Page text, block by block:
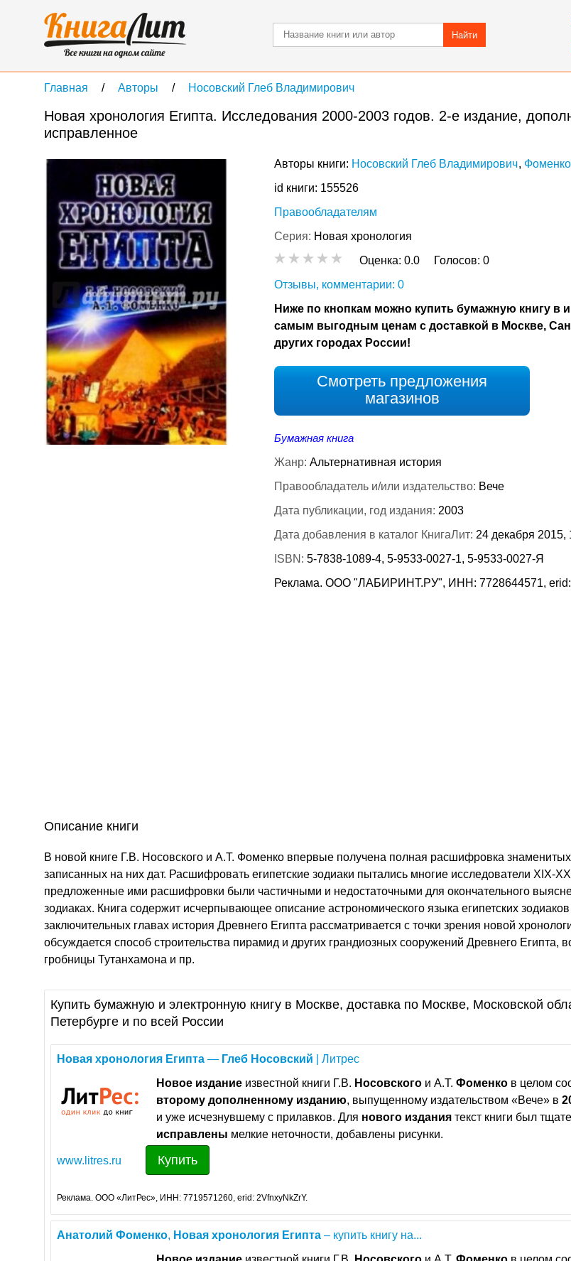
Найти
Главная Авторы Носовский Глеб Владимирович
Новая хронология Египта. Исследования 2000-2003 годов. 2-е издание,
исправленное
Авторы книги: Носовский Глеб Владимирович
id книги: 155526
Правообладателям
Серия: Новая хронология
Оценка: 0.0 Голосов: 0
Отзывы, комментарии: 0
Ниже по кнопкам можно купить бумажную книгу в
самым выгодным ценам с доставкой в Москве,
других городах России!
Смотреть предложения
магазинов
Бумажная книга
Жанр: Альтернативная история
Правообладатель и/или издательство: Вече
Дата публикации, год издания: 2003
Дата добавления в каталог КнигаЛит: 24 декабря 2015,
ISBN: 5-7838-1089-4, 5-9533-0027-1, 5-9533-0027-Я
Реклама. ООО "ЛАБИРИНТ.РУ", ИНН: 7728644571, erid:
Описание книги
В новой книге Г.В. Носовского и А.Т. Фоменко впервые получена полная расшифровка знаменитых
записанных на них дат. Расшифровать египетские зодиаки пытались многие исследователи XIX-
предложенные ими расшифровки были частичными и недостаточными для окончательного
зодиаках. Книга содержит исчерпывающее описание астрономического языка египетских
заключительных главах история Древнего Египта рассматривается с точки зрения новой
обсуждается способ строительства пирамид и других грандиозных сооружений Древнего Египта,
гробницы Тутанхамона и пр.
Купить бумажную и электронную книгу в Москве, доставка по Москве, Московской
Петербурге и по всей России
Новая хронология Египта — Глеб Носовский | Литрес
Новое издание известной книги Г.В. Носовского и А.Т. Фоменко в целом
второму дополненному изданию, выпущенному издательством «Вече» в
и уже исчезнувшему с прилавков. Для нового издания текст книги был
исправлены мелкие неточности, добавлены рисунки.
www.litres.ru Купить
Реклама. ООО «ЛитРес», ИНН: 7719571260, erid: 2VfnxyNkZrY.
Анатолий Фоменко, Новая хронология Египта – купить книгу на...